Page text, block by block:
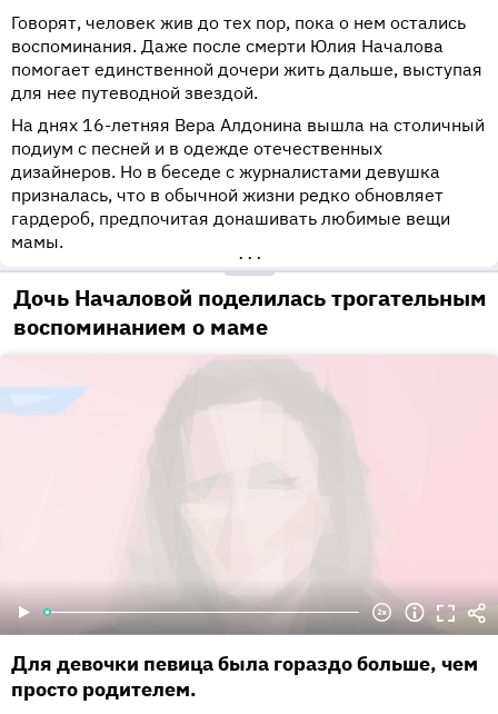
Говорят, человек жив до тех пор, пока о нем остались
воспоминания. Даже после смерти Юлия Началова
помогает единственной дочери жить дальше, выступая
для нее путеводной звездой.
На днях 16-летняя Вера Алдонина вышла на столичный
подиум с песней и в одежде отечественных
дизайнеров. Но в беседе с журналистами девушка
призналась, что в обычной жизни редко обновляет
гардероб, предпочитая донашивать любимые вещи
мамы.
•••
Дочь Началовой поделилась трогательным
воспоминанием о маме
Для девочки певица была гораздо больше, чем
просто родителем.